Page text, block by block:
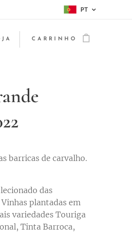
PT
CARRINHO
barricas de carvalho.
das
plantadas em
variedades Touriga
Tinta Barroca,